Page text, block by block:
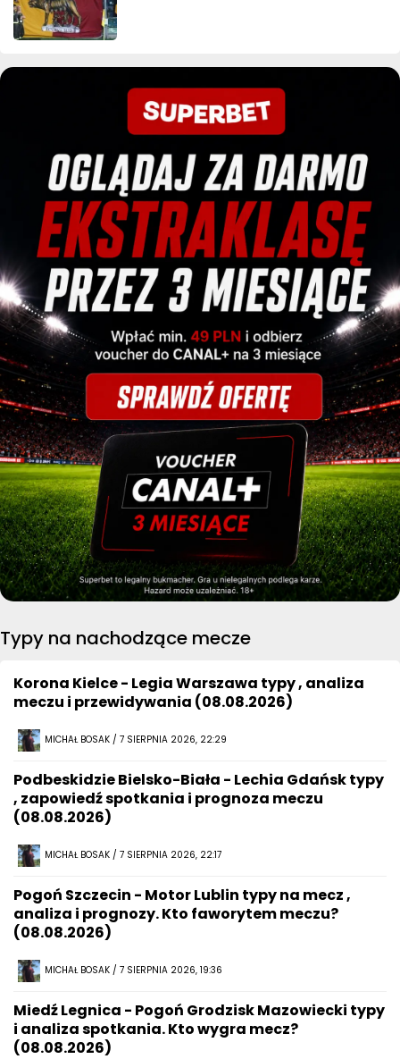
Typy na nachodzące mecze
Korona Kielce - Legia Warszawa typy , analiza
meczu i przewidywania (08.08.2026)
MICHAŁ BOSAK / 7 SIERPNIA 2026, 22:29
Podbeskidzie Bielsko-Biała - Lechia Gdańsk typy
, zapowiedź spotkania i prognoza meczu
(08.08.2026)
MICHAŁ BOSAK / 7 SIERPNIA 2026, 22:17
Pogoń Szczecin - Motor Lublin typy na mecz ,
analiza i prognozy. Kto faworytem meczu?
(08.08.2026)
MICHAŁ BOSAK / 7 SIERPNIA 2026, 19:36
Miedź Legnica - Pogoń Grodzisk Mazowiecki typy
i analiza spotkania. Kto wygra mecz?
(08.08.2026)